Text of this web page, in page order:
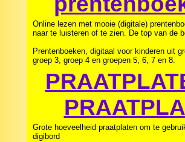
Online lezen met mooie (digitale)
naar te luisteren of te zien. De top van de
Prentenboeken, digitaal voor kinderen uit
groep 3, groep 4 en groepen 5, 6, 7 en 8.
Grote hoeveelheid praatplaten om te
digibord